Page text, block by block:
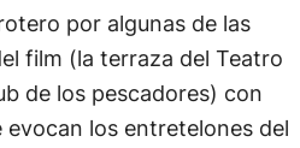
por algunas de las
film (la terraza del Teatro
de los pescadores) con
los entretelones del